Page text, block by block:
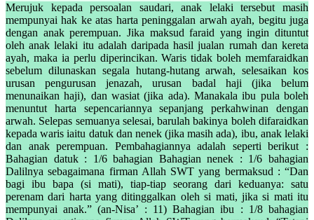
Merujuk kepada persoalan saudari, anak lelaki tersebut masih
mempunyai hak ke atas harta peninggalan arwah ayah, begitu juga
dengan anak perempuan. Jika maksud faraid yang ingin dituntut
oleh anak lelaki itu adalah daripada hasil jualan rumah dan kereta
ayah, maka ia perlu diperincikan. Waris tidak boleh memfaraidkan
sebelum dilunaskan segala hutang-hutang arwah, selesaikan kos
urusan pengurusan jenazah, urusan badal haji (jika belum
menunaikan haji), dan wasiat (jika ada). Manakala ibu pula boleh
menuntut harta sepencariannya sepanjang perkahwinan dengan
arwah. Selepas semuanya selesai, barulah bakinya boleh difaraidkan
kepada waris iaitu datuk dan nenek (jika masih ada), ibu, anak lelaki
dan anak perempuan. Pembahagiannya adalah seperti berikut :
Bahagian datuk : 1/6 bahagian Bahagian nenek : 1/6 bahagian
Dalilnya sebagaimana firman Allah SWT yang bermaksud : “Dan
bagi ibu bapa (si mati), tiap-tiap seorang dari keduanya: satu
perenam dari harta yang ditinggalkan oleh si mati, jika si mati itu
mempunyai anak.” (an-Nisa’ : 11) Bahagian ibu : 1/8 bahagian